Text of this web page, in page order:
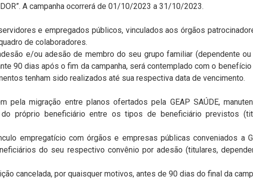
A campanha ocorrerá de 01/10/2023 a 31/10/2023.
e empregados públicos, vinculados aos órgãos
de colaboradores.
e/ou adesão de membro do seu grupo familiar (dependente
90 dias após o fim da campanha, será contemplado com o benefício
tenham sido realizados até sua respectiva data de vencimento.
pela migração entre planos ofertados pela GEAP SAÚDE,
próprio beneficiário entre os tipos de beneficiário previstos
empregatício com órgãos e empresas públicas conveniados a
do seu respectivo convênio por adesão (titulares,
cancelada, por quaisquer motivos, antes de 90 dias do final da